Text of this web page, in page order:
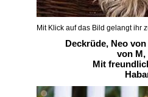
Mit Klick auf das Bild gelangt ihr
Deckrüde, Neo
von M,
Mit